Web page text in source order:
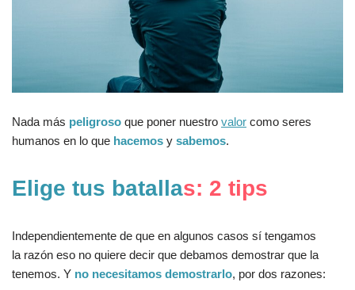
Nada más peligroso que poner nuestro valor como seres
humanos en lo que hacemos y sabemos.
Elige tus batallas: 2 tips
Independientemente de que en algunos casos sí tengamos
la razón eso no quiere decir que debamos demostrar que la
tenemos. Y no necesitamos demostrarlo, por dos razones: